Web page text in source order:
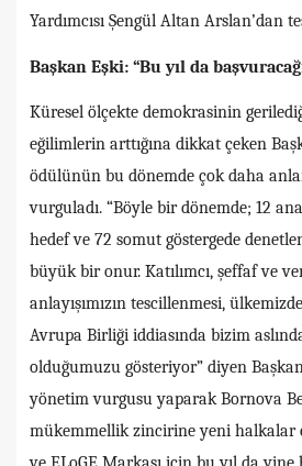
Yardımcısı Şengül Altan Arslan’dan
Başkan Eşki: “Bu yıl da
Küresel ölçekte demokrasinin
eğilimlerin arttığına dikkat çeken
ödülünün bu dönemde çok daha
vurguladı. “Böyle bir dönemde; 12
hedef ve 72 somut göstergede
büyük bir onur. Katılımcı, şeffaf ve
anlayışımızın tescillenmesi,
Avrupa Birliği iddiasında bizim
olduğumuzu gösteriyor” diyen
yönetim vurgusu yaparak Bornova
mükemmellik zincirine yeni halkalar